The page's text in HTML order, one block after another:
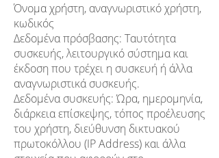
Όνομα χρήστη, αναγνωριστικό χρήστη,
κωδικός
Δεδομένα πρόσβασης: Ταυτότητα
συσκευής, λειτουργικό σύστημα και
έκδοση που τρέχει η συσκευή ή άλλα
αναγνωριστικά συσκευής.
Δεδομένα συσκευής: Ώρα, ημερομηνία,
διάρκεια επίσκεψης, τόπος προέλευσης
του χρήστη, διεύθυνση δικτυακού
πρωτοκόλλου (IP Address) και άλλα